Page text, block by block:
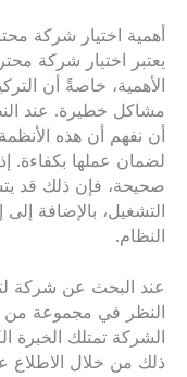
أهمية اختيار شركة
يعتبر اختيار شركة
الأهمية، خاصةً أن
مشاكل خطيرة. عند
أن نفهم أن هذه
لضمان عملها بكفاءة.
صحيحة، فإن ذلك قد
التشغيل، بالإضافة
النظام.
عند البحث عن شركة
النظر في مجموعة من
الشركة تمتلك الخبرة
ذلك من خلال الاطلاع